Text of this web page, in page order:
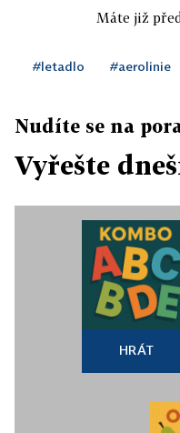
Máte již
#letadlo #aerolinie
Nudíte se na
Vyřešte
HRÁT